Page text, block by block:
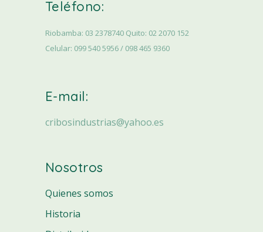
Teléfono:
Riobamba: 03 2378740 Quito: 02 2070 152
Celular: 099 540 5956 / 098 465 9360
E-mail:
cribosindustrias@yahoo.es
Nosotros
Quienes somos
Historia